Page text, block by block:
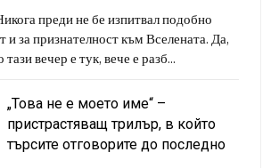
преди не бе изпитвал подобно
и за признателност към Вселената. Да,
вечер е тук, вече е разб...
„Това не е моето име“ –
пристрастяващ трилър, в който
търсите отговорите до последно